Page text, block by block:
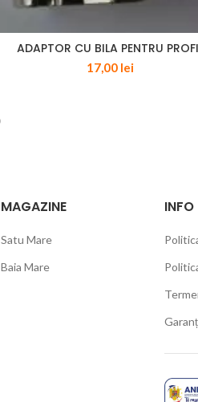
ADAPTOR CU BILA PENTRU
17,00 lei
MAGAZINE
Satu Mare
Baia Mare
INFO